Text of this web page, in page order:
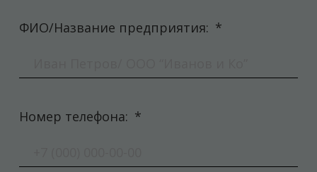
ФИО/Название предприятия: *
Номер телефона: *